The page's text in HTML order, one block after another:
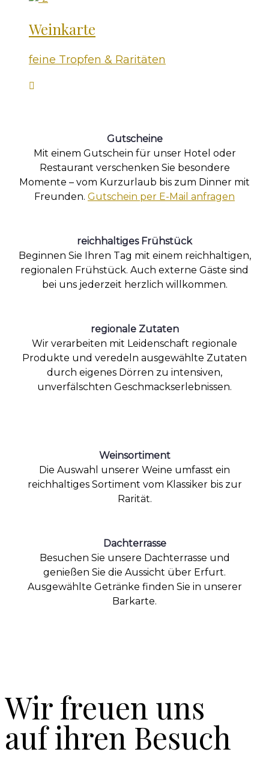
Weinkarte
feine Tropfen & Raritäten
Gutscheine
Mit einem Gutschein für unser Hotel oder
Restaurant verschenken Sie besondere
Momente – vom Kurzurlaub bis zum Dinner mit
Freunden. Gutschein per E-Mail anfragen
reichhaltiges Frühstück
Beginnen Sie Ihren Tag mit einem reichhaltigen,
regionalen Frühstück. Auch externe Gäste sind
bei uns jederzeit herzlich willkommen.
regionale Zutaten
Wir verarbeiten mit Leidenschaft regionale
Produkte und veredeln ausgewählte Zutaten
durch eigenes Dörren zu intensiven,
unverfälschten Geschmackserlebnissen.
Weinsortiment
Die Auswahl unserer Weine umfasst ein
reichhaltiges Sortiment vom Klassiker bis zur
Rarität.
Dachterrasse
Besuchen Sie unsere Dachterrasse und
genießen Sie die Aussicht über Erfurt.
Ausgewählte Getränke finden Sie in unserer
Barkarte.
Wir freuen uns
auf ihren Besuch